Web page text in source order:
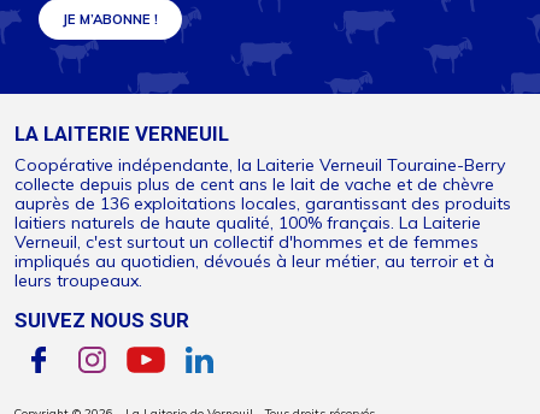
LA LAITERIE VERNEUIL
Coopérative indépendante, la Laiterie Verneuil Touraine-Berry
collecte depuis plus de cent ans le lait de vache et de chèvre
auprès de 136 exploitations locales, garantissant des produits
laitiers naturels de haute qualité, 100% français. La Laiterie
Verneuil, c'est surtout un collectif d'hommes et de femmes
impliqués au quotidien, dévoués à leur métier, au terroir et à
leurs troupeaux.
SUIVEZ NOUS SUR